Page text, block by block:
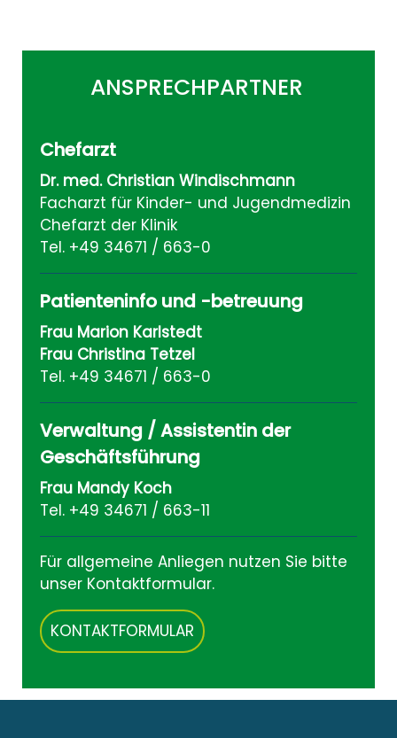
ANSPRECHPARTNER
Chefarzt
Dr. med. Christian Windischmann
Facharzt für Kinder- und Jugendmedizin
Chefarzt der Klinik
Tel. +49 34671 / 663-0
Patienteninfo und -betreuung
Frau Marion Karlstedt
Frau Christina Tetzel
Tel. +49 34671 / 663-0
Verwaltung / Assistentin der
Geschäftsführung
Frau Mandy Koch
Tel. +49 34671 / 663-11
Für allgemeine Anliegen nutzen Sie bitte
unser Kontaktformular.
KONTAKTFORMULAR